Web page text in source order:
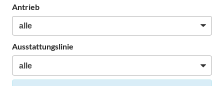
Antrieb
Ausstattungslinie